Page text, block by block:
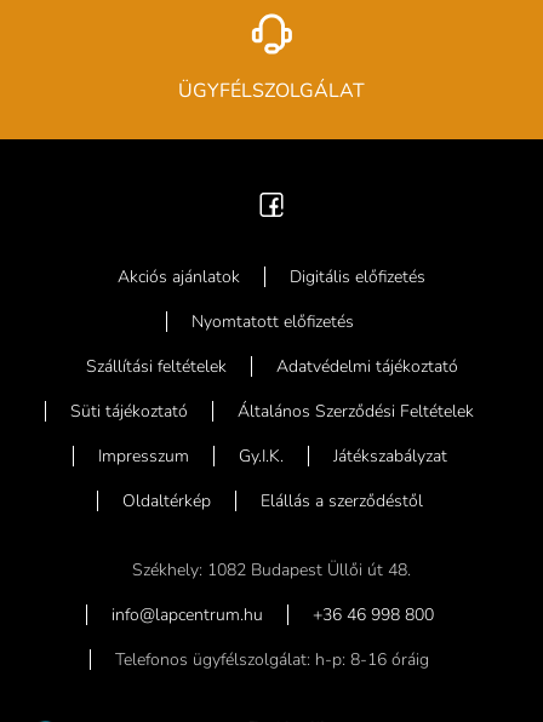
ÜGYFÉLSZOLGÁLAT
Akciós ajánlatok
Digitális előfizetés
Nyomtatott előfizetés
Szállítási feltételek
Adatvédelmi tájékoztató
Süti tájékoztató
Általános Szerződési Feltételek
Impresszum
Gy.I.K.
Játékszabályzat
Oldaltérkép
Elállás a szerződéstől
Székhely: 1082 Budapest Üllői út 48.
info@lapcentrum.hu
+36 46 998 800
Telefonos ügyfélszolgálat: h-p: 8-16 óráig